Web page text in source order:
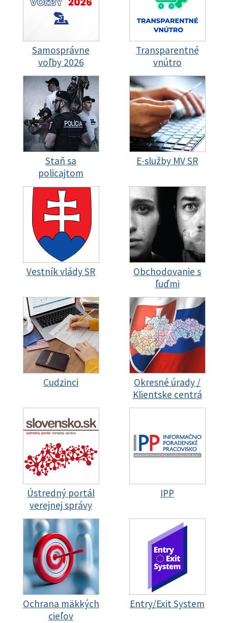
Samosprávne
voľby 2026
Transparentné
vnútro
Staň sa
policajtom
E-služby MV SR
Vestník vlády SR
Obchodovanie s
ľuďmi
Cudzinci
Okresné úrady /
Klientske centrá
Ústredný portál
verejnej správy
IPP
Ochrana mäkkých
cieľov
Entry/Exit System